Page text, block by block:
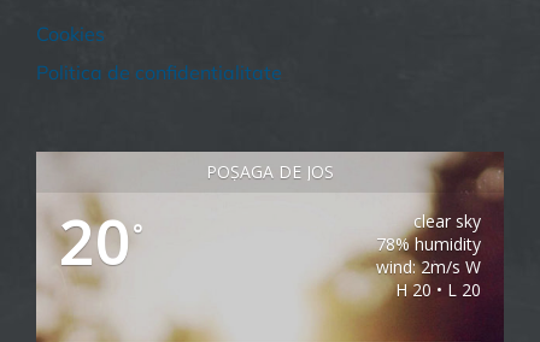
Cookies
Politica de confidentialitate
POȘAGA DE JOS
20°
clear sky
78% humidity
wind: 2m/s W
H 20 • L 20